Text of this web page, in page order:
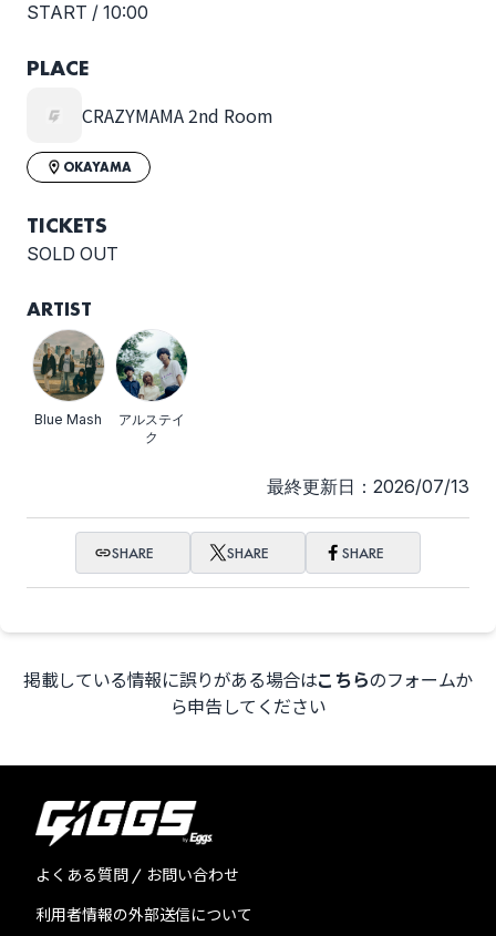
START / 10:00
PLACE
CRAZYMAMA 2nd Room
OKAYAMA
TICKETS
SOLD OUT
ARTIST
Blue Mash
アルステイ
ク
最終更新日：2026/07/13
SHARE SHARE SHARE
掲載している情報に誤りがある場合はこちらのフォームか
ら申告してください
よくある質問 / お問い合わせ
利用者情報の外部送信について